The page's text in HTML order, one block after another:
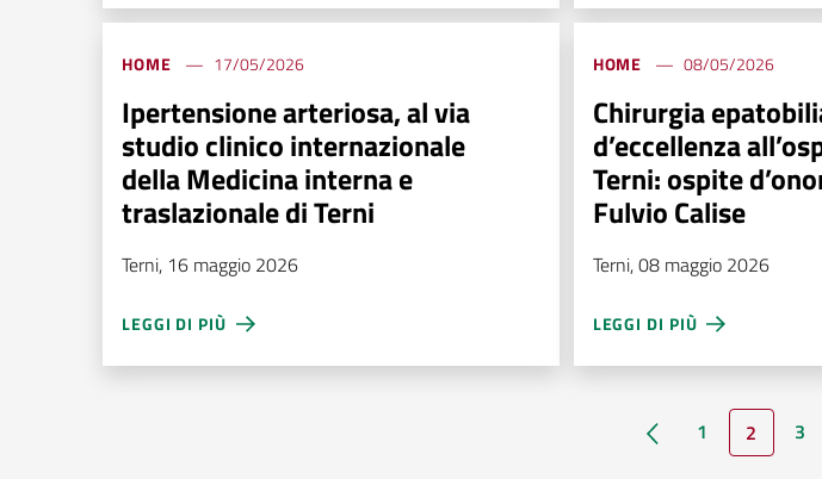
HOME 17/05/2026
Ipertensione arteriosa, al via
studio clinico internazionale
della Medicina interna e
traslazionale di Terni
Terni, 16 maggio 2026
LEGGI DI PIÙ
HOME 08/05/2026
Chirurgia
d’eccellenza
Terni: ospite
Fulvio Calise
Terni, 08 maggio 2026
LEGGI DI PIÙ
Pagina precedente
1 2 3